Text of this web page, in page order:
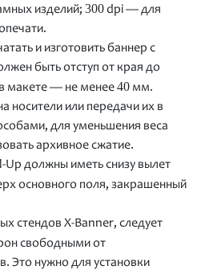
изделий; 300dpi — для
и изготовить баннер с
быть отступ от края до
макете — не менее40 мм.
носители или передачи их в
для уменьшения веса
архивное сжатие.
должны иметь снизу вылет
основного поля, закрашенный
стендов X-Banner, следует
свободными от
Это нужно для установки